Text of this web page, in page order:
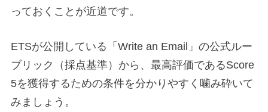
っておくことが近道です。
ETSが公開している「Write an Email」の公式ルー
ブリック（採点基準）から、最高評価であるScore
5を獲得するための条件を分かりやすく噛み砕いて
みましょう。